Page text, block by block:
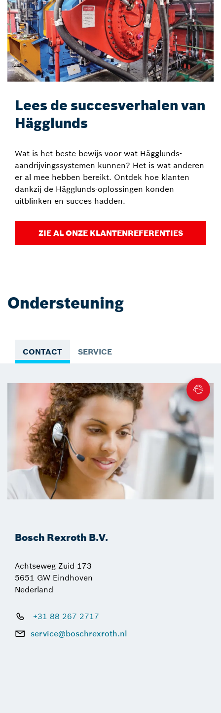
Lees de succesverhalen van
Hägglunds
Wat is het beste bewijs voor wat Hägglunds-
aandrijvingssystemen kunnen? Het is wat anderen
er al mee hebben bereikt. Ontdek hoe klanten
dankzij de Hägglunds-oplossingen konden
uitblinken en succes hadden.
ZIE AL ONZE KLANTENREFERENTIES
Ondersteuning
CONTACT SERVICE
Bosch Rexroth B.V.
Achtseweg Zuid 173
5651 GW Eindhoven
Nederland
+31 88 267 2717
service@boschrexroth.nl